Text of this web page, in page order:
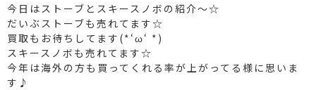
今日はストーブとスキースノボの紹介〜☆️
だいぶストーブも売れてます☆️
買取もお待ちしてます(*‘ω‘ *)
スキースノボも売れてます☆️
今年は海外の方も買ってくれる率が上がってる様に思いま
す♪